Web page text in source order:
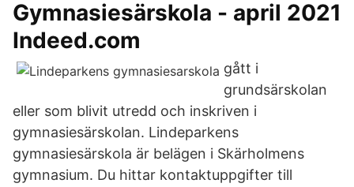
Gymnasiesärskola - april 2021
Indeed.com
gått i
grundsärskolan
eller som blivit utredd och inskriven i
gymnasiesärskolan. Lindeparkens
gymnasiesärskola är belägen i Skärholmens
gymnasium. Du hittar kontaktuppgifter till